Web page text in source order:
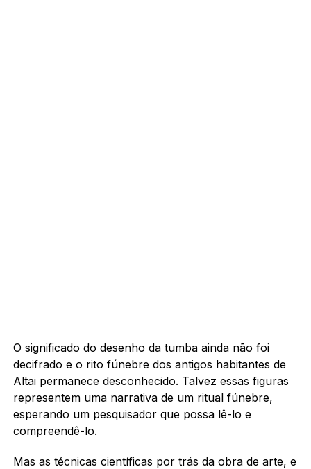
O significado do desenho da tumba ainda não foi
decifrado e o rito fúnebre dos antigos habitantes de
Altai permanece desconhecido. Talvez essas figuras
representem uma narrativa de um ritual fúnebre,
esperando um pesquisador que possa lê-lo e
compreendê-lo.
Mas as técnicas científicas por trás da obra de arte, e